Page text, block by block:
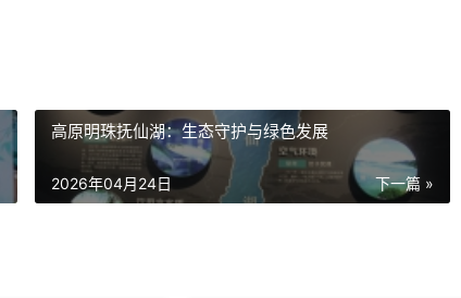
高原明珠抚仙湖：生态守护与绿色发展
下一篇 »
2026年04月24日